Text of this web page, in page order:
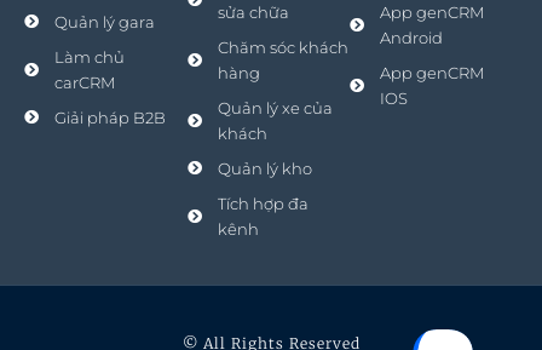
Quản lý gara
Làm chủ
carCRM
Giải pháp B2B
sửa chữa
Chăm sóc khách
hàng
Quản lý xe của
khách
Quản lý kho
Tích hợp đa
kênh
App genCRM
Android
App genCRM
IOS
© All Rights Reserved